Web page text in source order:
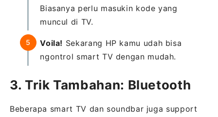
Biasanya perlu masukin kode yang
muncul di TV.
Voila! Sekarang HP kamu udah bisa
ngontrol smart TV dengan mudah.
3. Trik Tambahan: Bluetooth
Beberapa smart TV dan soundbar juga support